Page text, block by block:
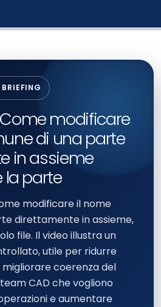
Come modificare
di una parte
in assieme
la parte
modificare il nome
direttamente in assieme,
file. Il video illustra un
utile per ridurre
coerenza del
CAD che vogliono
e aumentare